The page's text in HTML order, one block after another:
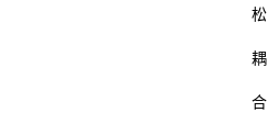
松
耦
合